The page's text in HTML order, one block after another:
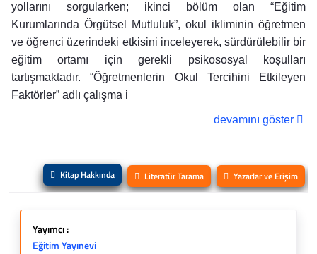
yollarını sorgularken; ikinci bölüm olan “Eğitim
Kurumlarında Örgütsel Mutluluk”, okul ikliminin öğretmen
ve öğrenci üzerindeki etkisini inceleyerek, sürdürülebilir bir
eğitim ortamı için gerekli psikososyal koşulları
tartışmaktadır. “Öğretmenlerin Okul Tercihini Etkileyen
Faktörler” adlı çalışma i
devamını göster
Kitap Hakkında Literatür Tarama Yazarlar ve Erişim
Yayımcı :
Eğitim Yayınevi